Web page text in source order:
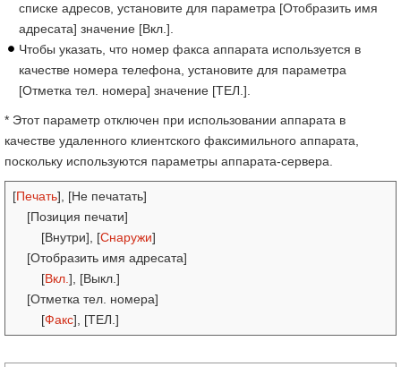
списке адресов, установите для параметра [Отобразить имя
адресата] значение [Вкл.].
Чтобы указать, что номер факса аппарата используется в
качестве номера телефона, установите для параметра
[Отметка тел. номера] значение [ТЕЛ.].
* Этот параметр отключен при использовании аппарата в
качестве удаленного клиентского факсимильного аппарата,
поскольку используются параметры аппарата-сервера.
[Печать], [Не печатать]
[Позиция печати]
[Внутри], [Снаружи]
[Отобразить имя адресата]
[Вкл. ], [Выкл.]
[Отметка тел. номера]
[Факс], [ТЕЛ.]